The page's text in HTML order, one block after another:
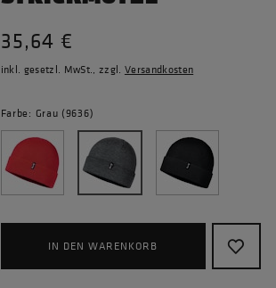
35,64 €
inkl. gesetzl. MwSt., zzgl. Versandkosten
Farbe: Grau (9636)
IN DEN WARENKORB